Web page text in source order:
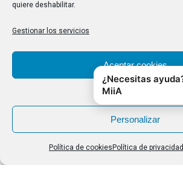
quiere deshabilitar.
Gestionar los servicios
Aceptar cookies
Denegar
Personalizar
Política de cookies Política de privacidad